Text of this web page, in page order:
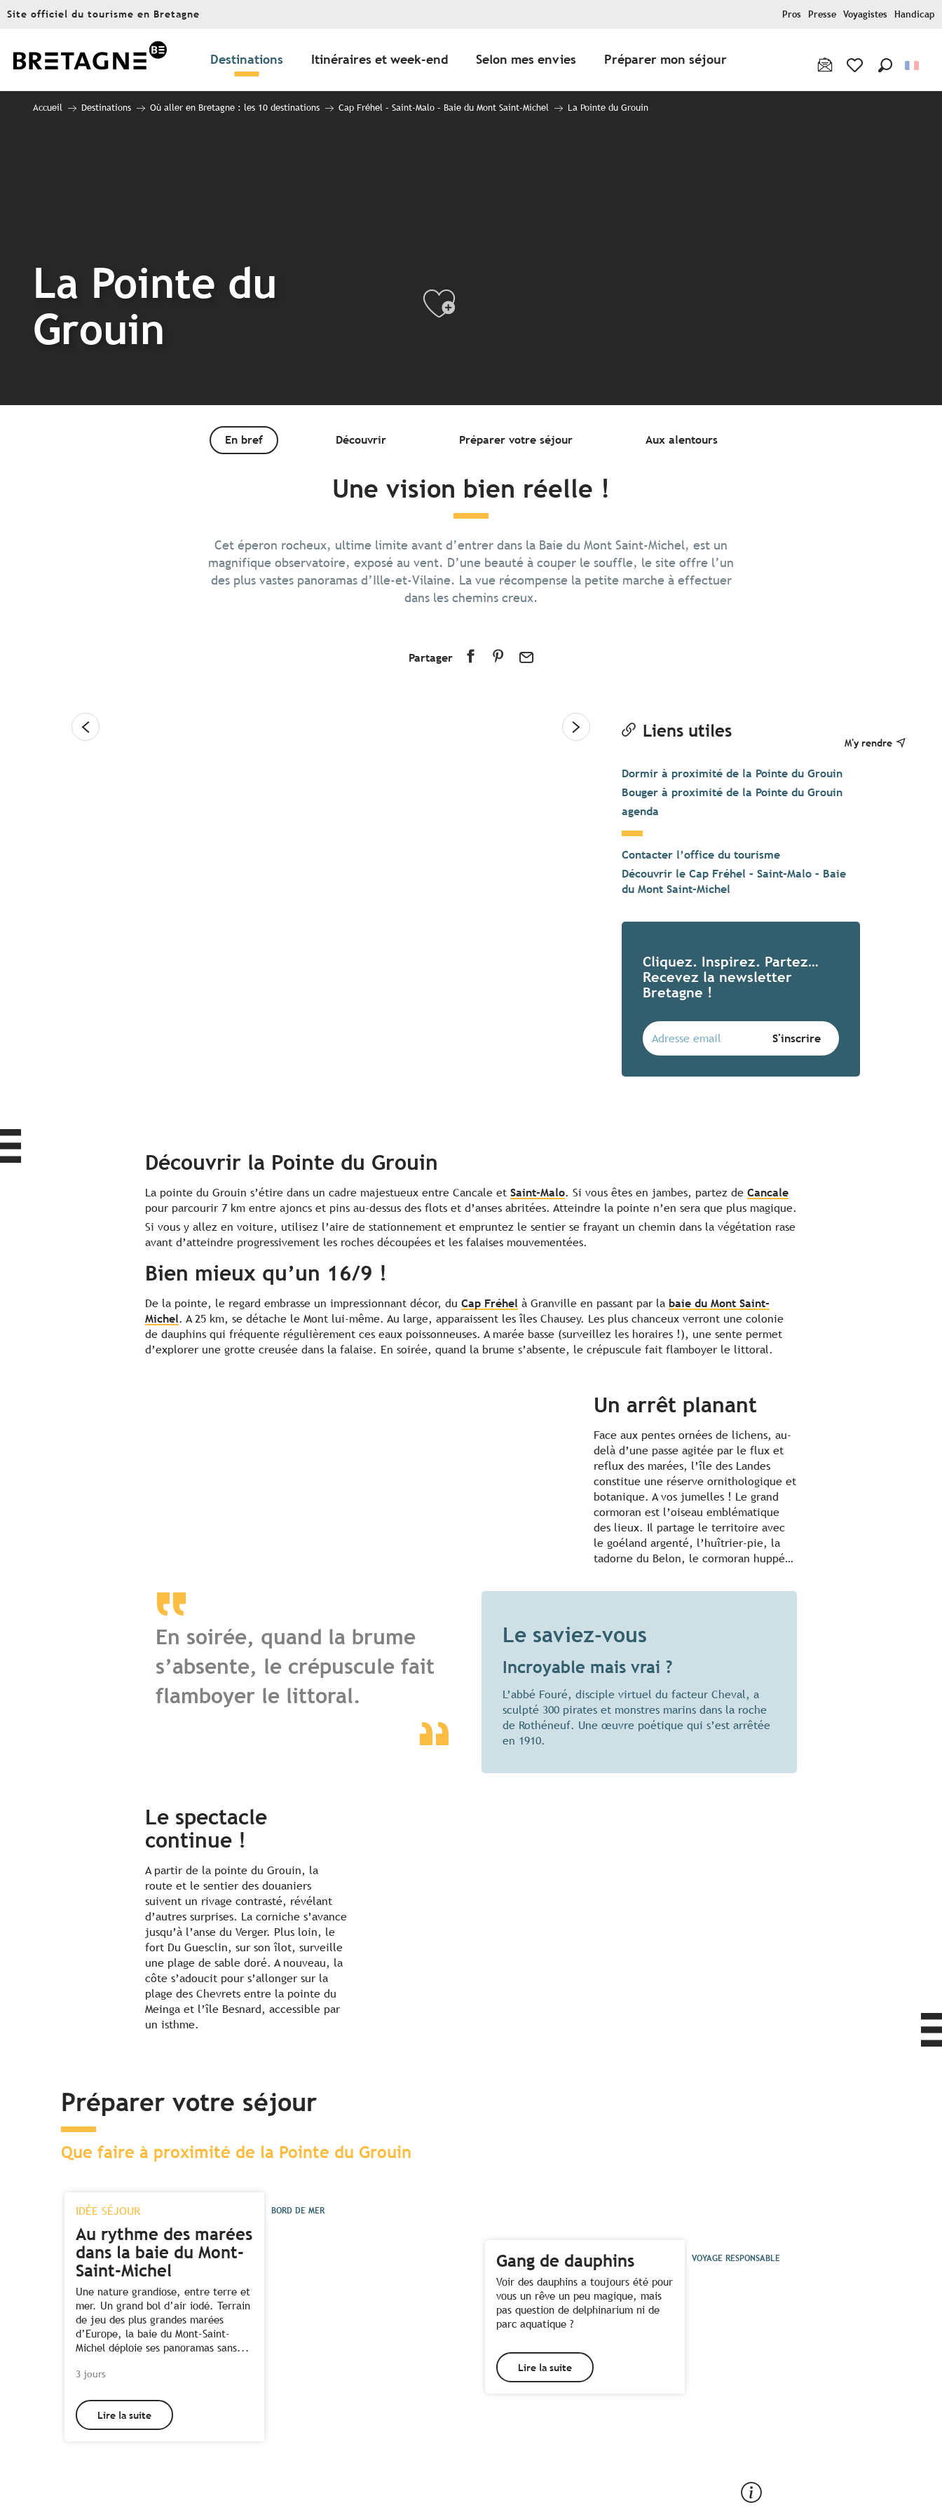
Aller
principal
Site officiel du tourisme en Bretagne Pros Presse Voyagistes Handicap
Destinations Itinéraires et week-end Selon mes envies Préparer mon séjour
M'y rendre
Accueil Destinations Où aller en Bretagne : les 10 destinations Cap Fréhel – Saint-Malo – Baie du Mont Saint-Michel La Pointe du Grouin
La Pointe du
Grouin
Ajouter aux favoris
En bref Découvrir Préparer votre séjour Aux alentours
Une vision bien réelle !
Cet éperon rocheux, ultime limite avant d’entrer dans la Baie du Mont Saint-Michel, est un
magnifique observatoire, exposé au vent. D’une beauté à couper le souffle, le site offre l’un
des plus vastes panoramas d’Ille-et-Vilaine. La vue récompense la petite marche à effectuer
dans les chemins creux.
Partager
Liens utiles
Dormir à proximité de la Pointe du Grouin
Bouger à proximité de la Pointe du Grouin
agenda
Contacter l’office du tourisme
Découvrir le Cap Fréhel – Saint-Malo – Baie
du Mont Saint-Michel
Cliquez. Inspirez. Partez…
Recevez la newsletter
Bretagne !
Découvrir la Pointe du Grouin
La pointe du Grouin s’étire dans un cadre majestueux entre Cancale et Saint-Malo. Si vous êtes en jambes, partez de Cancale
pour parcourir 7 km entre ajoncs et pins au-dessus des flots et d’anses abritées. Atteindre la pointe n’en sera que plus magique.
Si vous y allez en voiture, utilisez l’aire de stationnement et empruntez le sentier se frayant un chemin dans la végétation rase
avant d’atteindre progressivement les roches découpées et les falaises mouvementées.
Bien mieux qu’un 16/9 !
De la pointe, le regard embrasse un impressionnant décor, du Cap Fréhel à Granville en passant par la baie du Mont Saint-
Michel. A 25 km, se détache le Mont lui-même. Au large, apparaissent les îles Chausey. Les plus chanceux verront une colonie
de dauphins qui fréquente régulièrement ces eaux poissonneuses. A marée basse (surveillez les horaires !), une sente permet
d’explorer une grotte creusée dans la falaise. En soirée, quand la brume s’absente, le crépuscule fait flamboyer le littoral.
Un arrêt planant
Face aux pentes ornées de lichens, au-
delà d’une passe agitée par le flux et
reflux des marées, l’île des Landes
constitue une réserve ornithologique et
botanique. A vos jumelles ! Le grand
cormoran est l’oiseau emblématique
des lieux. Il partage le territoire avec
le goéland argenté, l’huîtrier-pie, la
tadorne du Belon, le cormoran huppé…
En soirée, quand la brume
s’absente, le crépuscule fait
flamboyer le littoral.
Le saviez-vous
Incroyable mais vrai ?
L’abbé Fouré, disciple virtuel du facteur Cheval, a
sculpté 300 pirates et monstres marins dans la roche
de Rothéneuf. Une œuvre poétique qui s’est arrêtée
en 1910.
Le spectacle
continue !
A partir de la pointe du Grouin, la
route et le sentier des douaniers
suivent un rivage contrasté, révélant
d’autres surprises. La corniche s’avance
jusqu’à l’anse du Verger. Plus loin, le
fort Du Guesclin, sur son îlot, surveille
une plage de sable doré. A nouveau, la
côte s’adoucit pour s’allonger sur la
plage des Chevrets entre la pointe du
Meinga et l’île Besnard, accessible par
un isthme.
Préparer votre séjour
Que faire à proximité de la Pointe du Grouin
BORD DE MER
3 jours
IDÉE SÉJOUR
Au rythme des marées
dans la baie du Mont-
Saint-Michel
Une nature grandiose, entre terre et
mer. Un grand bol d’air iodé. Terrain
de jeu des plus grandes marées
d’Europe, la baie du Mont-Saint-
Michel déploie ses panoramas sans...
Lire la suite
VOYAGE RESPONSABLE
Gang de dauphins
Voir des dauphins a toujours été pour
vous un rêve un peu magique, mais
pas question de delphinarium ni de
parc aquatique ?
Lire la suite